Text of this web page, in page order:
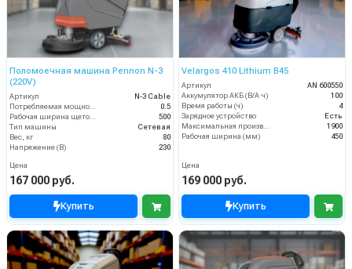
Поломоечная машина Pennon N-3
(220V)
Артикул
N-3 Cable
Потребляемая мощность (кВт)
0.5
Рабочая ширина щеток (мм)
500
Тип машины
Сетевая
Вес, кг
80
Напряжение (В)
230
Цена
167 000 руб.
Купить
Velargos 410 Lithium B45
Артикул
AN 600550
Аккумулятор АКБ (В/А·ч)
100
Время работы (ч)
4
Зарядное устройство
Есть
Максимальная производительность (кв.м/час)
1900
Рабочая ширина (мм)
450
Цена
169 000 руб.
Купить